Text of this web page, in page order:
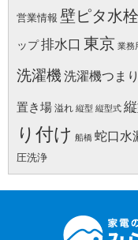
営業情報 壁ピタ水栓
ップ排水口 東京 業務
洗濯機 洗濯機つまり
置き場 溢れ 縦型 縦型式
り付け 船橋 蛇口水
圧洗浄